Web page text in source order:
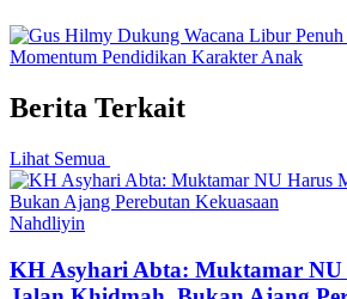
Berita Terkait
Lihat Semua
Nahdliyin
KH Asyhari Abta: Muktamar NU